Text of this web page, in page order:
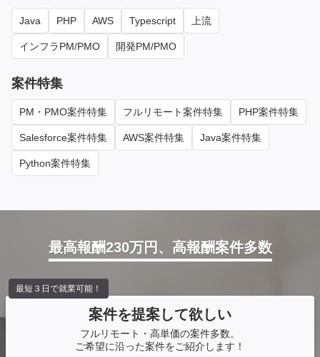
Java PHP AWS Typescript 上流
インフラPM/PMO 開発PM/PMO
案件特集
PM・PMO案件特集 フルリモート案件特集 PHP案件特集
Salesforce案件特集 AWS案件特集 Java案件特集
Python案件特集
最高報酬230万円、高報酬案件多数
案件を提案して欲しい
フルリモート・高単価の案件多数。
ご希望に沿った案件をご紹介します！
最短３日で就業可能！